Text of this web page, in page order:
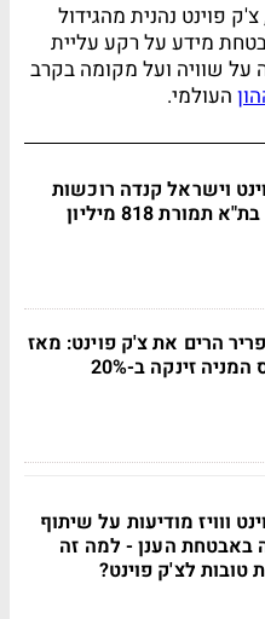
פוינט נהנית מהגידול
מידע על רקע עליית
על שוויה ועל מקומה בקרב
העולמי.
וישראל קנדה רוכשות
קרקע בת"א תמורת 818 מיליון
הרים את צ'ק פוינט: מאז
זינקה ב-20%
ווויז מודיעות על שיתוף
באבטחת הענן - למה זה
טובות לצ'ק פוינט?